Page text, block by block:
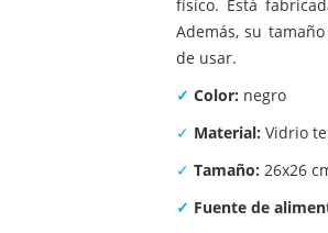
físico. Está
Además, su
de usar.
✓ Color: negro
✓ Material: Vidrio
✓ Tamaño: 26x26
✓ Fuente de